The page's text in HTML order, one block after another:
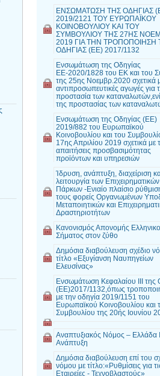
ΕΝΣΩΜΑΤΩΣΗ ΤΗΣ ΟΔΗΓΙΑΣ
2019/2121 ΤΟΥ ΕΥΡΩΠΑΪΚΟΥ
ΚΟΙΝΟΒΟΥΛΙΟΥ ΚΑΙ ΤΟΥ
ΣΥΜΒΟΥΛΙΟΥ ΤΗΣ 27ΗΣ
2019 ΓΙΑ ΤΗΝ ΤΡΟΠΟΠΟΙΗΣΗ
ΟΔΗΓΙΑΣ (ΕΕ) 2017/1132
Ενσωμάτωση της Οδηγίας
ΕΕ-2020/1828 του ΕΚ και του
της 25ης Νοεμβρ.2020 σχετικά
αντιπροσωπευτικές αγωγές για
προστασία των
της προστασίας των
Ενσωμάτωση της Οδηγίας (ΕΕ)
2019/882 του Ευρωπαϊκού
Κοινοβουλίου και του
17ης Απριλίου 2019 σχετικά με
απαιτήσεις προσβασιμότητας
προϊόντων και υπηρεσιών
Ίδρυση, ανάπτυξη, διαχείριση
λειτουργία των Επιχειρηματικών
Πάρκων -Ενιαίο πλαίσιο
τους φορείς Οργανωμένων
Μεταποιητικών και
Δραστηριοτήτων
Κανονισμός Απονομής
Σήματος στον ζύθο
Δημόσια διαβούλευση σχέδιο
τίτλο «Εξυγίανση Ναυπηγείων
Ελευσίνας»
Ενσωμάτωση Κεφαλαίου III της
(ΕΕ)2017/1132,όπως
με την οδηγία 2019/1151 του
Ευρωπαϊκού Κοινοβουλίου και
Συμβουλίου της 20ής Ιουνίου
Αναπτυξιακός Νόμος – Ελλάδα
Ανάπτυξη
Δημόσια διαβούλευση επί του
νόμου με τίτλο:«Ρυθμίσεις για
Εταιρείες - Τεχνοβλαστούς»